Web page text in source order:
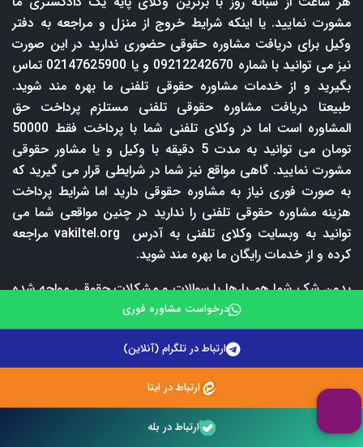
مشورت نمایید. یا اینکه شرایط خروج از منزل و مراجعه به دفتر
وکیل برای دریافت مشاوره حقوقی حضوری ندارید در این صورت
نیز می توانید با شماره 09212242670 و یا 02147625900 تماس
بگیرید و از خدمات مشاوره حقوقی تلفنی ما بهره مند شوید.
طبیعتا دریافت مشاوره حقوقی تلفنی مستلزم پرداخت حق
المشاوره است اما در وکلای تلفنی شما با پرداخت فقط 50000
تومان می توانید به مدت 5 دقیقه با وکیل و یا مشاور حقوقی
مشورت نمایید. گاهی مواقع نیز شما در شرایطی قرار می گیرید که
به صورت فوری نیاز به مشاوره حقوقی دارید اما شرایط پرداخت
هزینه مشاوره حقوقی تلفنی را ندارید در چنین مواقعی شما می
توانید به وبسایت وکلای تلفنی به آدرس
vakiltel.org مراجعه
کرده و از خدمات رایگان ما بهره مند شوید.
بدون شک شما هم بارها با سوالات و مشکلات حقوقی مواجه شده
اید. مسائلی که بی توجهی به انها می تواند عواقب بسیار بد و گاها
جبران ناپذیری را به همراه داشته باشد. در چنین مواقعی شما به
دانش و تجربه چندین ساله یک وکیل یا مشاور حقوقی نیاز دارید.
وکیل یا مشاور حقوقی موضوع شما را به صورت دقیق و موشکافانه
بررسی کرده و بهترین راهکار قانونی را به شما اعلام می کند. لازم
به ذکر است که اولین و مهمترین قدم برای حل مشکلات حقوقی،
پیدا کردن یک وکیل و یا مشاور حقوقی مجرب می باشد. با توجه
درخواست مشاوره فوری
ارتباط در تلگرام (آنلاین)
ارتباط در ایتا
ارتباط در بله